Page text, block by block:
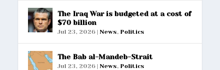
The Iraq War is budgeted at a cost of
$70 billion
Jul 23, 2026 |News,Politics
The Bab al-Mandeb-Strait
Jul 23, 2026 |News,Politics